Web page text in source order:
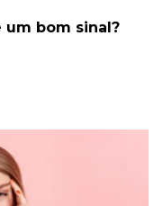
um bom sinal?